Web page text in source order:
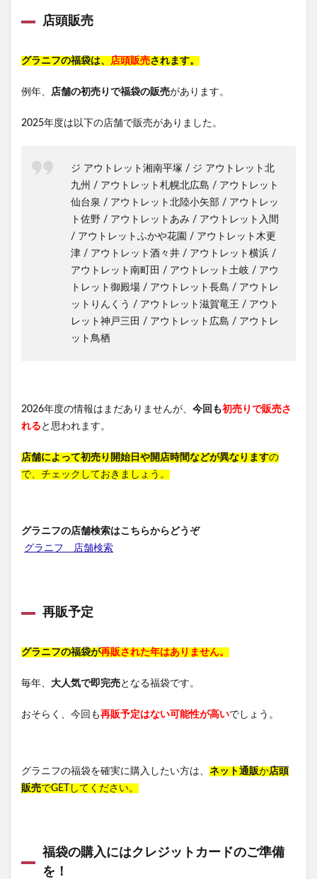
店頭販売
グラニフの福袋は、 店頭販売されます。
例年、 店舗の初売りで福袋の販売があります。
2025年度は以下の店舗で販売がありました。
ジ アウトレット湘南平塚 / ジ アウトレット北
九州 / アウトレット札幌北広島 / アウトレット
仙台泉 / アウトレット北陸小矢部 / アウトレッ
ト佐野 / アウトレットあみ / アウトレット入間
/ アウトレットふかや花園 / アウトレット木更
津 / アウトレット酒々井 / アウトレット横浜 /
アウトレット南町田 / アウトレット土岐 / アウ
トレット御殿場 / アウトレット長島 / アウトレ
ットりんくう / アウトレット滋賀竜王 / アウト
レット神戸三田 / アウトレット広島 / アウトレ
ット鳥栖
2026年度の情報はまだありませんが、 今回も初売りで販売さ
れる と思われます。
店舗によって初売り開始日や開店時間などが異なりますの
で、チェックしておきましょう。
グラニフの店舗検索はこちらからどうぞ
グラニフ 店舗検索
再販予定
グラニフの福袋が再販された年はありません。
毎年、 大人気で即完売となる福袋です。
おそらく、今回も再販予定はない可能性が高いでしょう。
グラニフの福袋を確実に購入したい方は、 ネット通販か店頭
販売でGETしてください。
福袋の購入にはクレジットカードのご準備
を！